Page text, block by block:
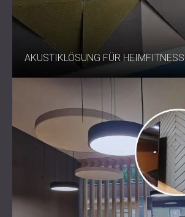
AKUSTIKLÖSUNG FÜR HEIMFITNESS